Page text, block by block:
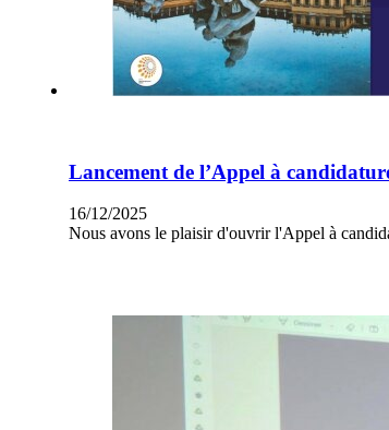
Lancement de l’Appel à
16/12/2025
Nous avons le plaisir d'ouvrir l'Appel à